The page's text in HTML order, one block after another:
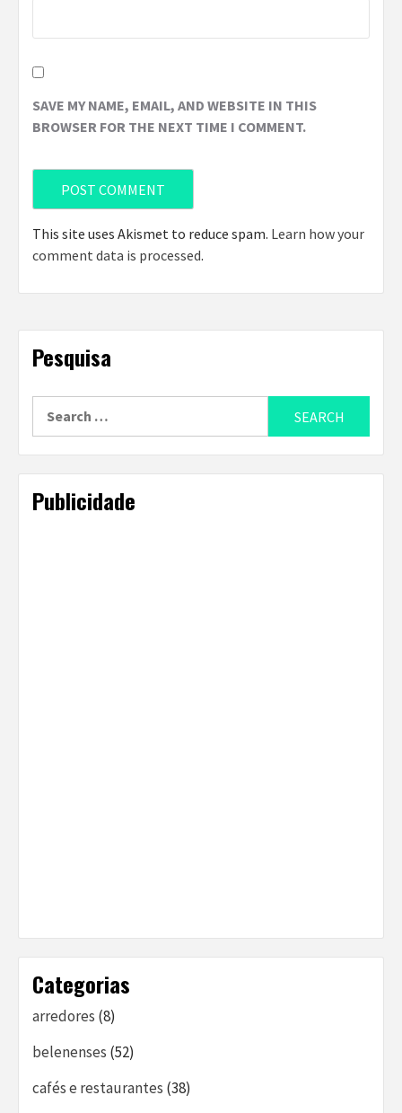
SAVE MY NAME, EMAIL, AND WEBSITE IN THIS
BROWSER FOR THE NEXT TIME I COMMENT.
This site uses Akismet to reduce spam. Learn how your
comment data is processed.
Pesquisa
Publicidade
Categorias
arredores (8)
belenenses (52)
cafés e restaurantes (38)